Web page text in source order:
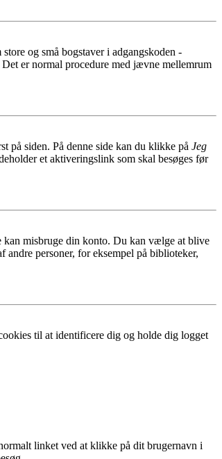
og små bogstaver i adgangskoden -
er normal procedure med jævne mellemrum
på siden. På denne side kan du klikke på Jeg
et aktiveringslink som skal besøges før
misbruge din konto. Du kan vælge at blive
personer, for eksempel på biblioteker,
til at identificere dig og holde dig logget
linket ved at klikke på dit brugernavn i